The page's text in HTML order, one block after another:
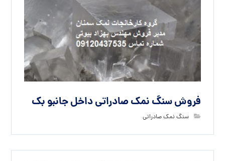
فروش سنگ نمک صادراتی داخل جانبو بک
سنگ نمک صادراتی